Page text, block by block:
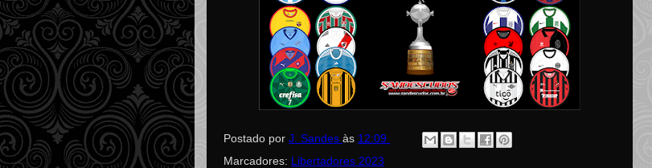
Postado por J. Sandes às 12:09
Marcadores:
Libertadores 2023